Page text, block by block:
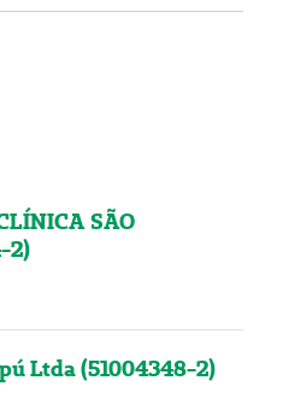
SÃO
2)
Ltda (51004348-2)